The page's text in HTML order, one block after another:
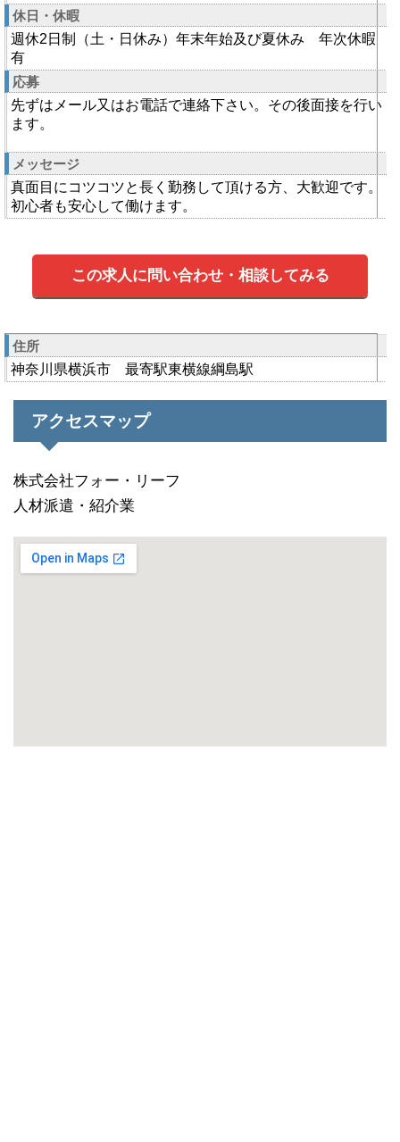
休日・休暇
週休2日制（土・日休み）年末年始及び夏休み 年次休暇
有
応募
先ずはメール又はお電話で連絡下さい。その後面接を行い
ます。
メッセージ
真面目にコツコツと長く勤務して頂ける方、大歓迎です。
初心者も安心して働けます。
この求人に問い合わせ・相談してみる
住所
神奈川県横浜市 最寄駅東横線綱島駅
アクセスマップ
株式会社フォー・リーフ
人材派遣・紹介業